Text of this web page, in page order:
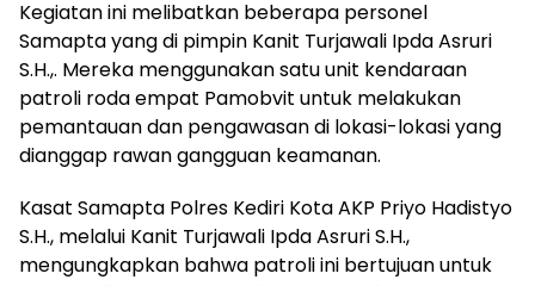
Kegiatan ini melibatkan beberapa personel
Samapta yang di pimpin Kanit Turjawali Ipda Asruri
S.H.,. Mereka menggunakan satu unit kendaraan
patroli roda empat Pamobvit untuk melakukan
pemantauan dan pengawasan di lokasi-lokasi yang
dianggap rawan gangguan keamanan.
Kasat Samapta Polres Kediri Kota AKP Priyo Hadistyo
S.H., melalui Kanit Turjawali Ipda Asruri S.H.,
mengungkapkan bahwa patroli ini bertujuan untuk